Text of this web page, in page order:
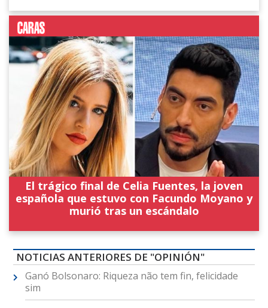
El trágico final de Celia Fuentes, la joven
española que estuvo con Facundo Moyano y
murió tras un escándalo
NOTICIAS ANTERIORES DE "OPINIÓN"
Ganó Bolsonaro: Riqueza não tem fin, felicidade
sim